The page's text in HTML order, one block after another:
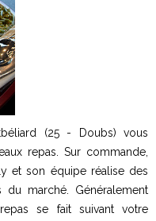
(25 - Doubs) vous
repas. Sur commande,
et son équipe réalise des
du marché. Généralement
se fait suivant votre